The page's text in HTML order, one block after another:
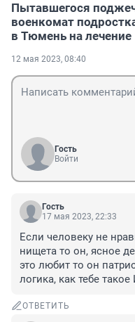
Пытавшегося
военкомат
в Тюмень на лечение
12 мая 2023, 08:40
Гость
Войти
Гость
17 мая 2023, 22:33
Если человеку не
нищета то он, ясное
это любит то он
логика, как тебе
ОТВЕТИТЬ